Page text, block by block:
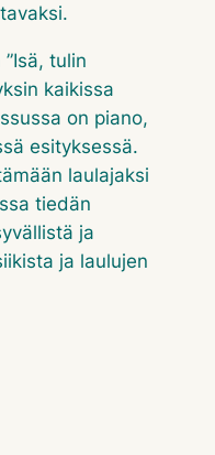
tulin
kaikissa
on piano,
esityksessä.
laulajaksi
tiedän
ja
ja laulujen